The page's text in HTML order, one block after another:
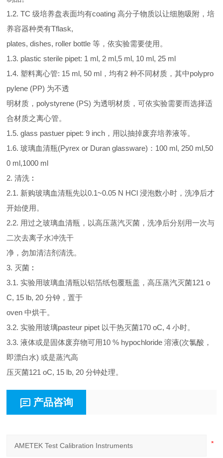
1.2. TC 级培养盘表面均有coating 高分子物质以让细胞吸附，培
养容器种类有Tflask,
plates, dishes, roller bottle 等，依实验需要使用。
1.3. plastic sterile pipet: 1 ml, 2 ml,5 ml, 10 ml, 25 ml
1.4. 塑料离心管: 15 ml, 50 ml，均有2 种不同材质，其中polypro
pylene (PP) 为不透
明材质，polystyrene (PS) 为透明材质，可依实验需要而选择适
合材质之离心管。
1.5. glass pastuer pipet: 9 inch，用以抽掉废弃培养液等。
1.6. 玻璃血清瓶(Pyrex or Duran glassware)：100 ml, 250 ml,50
0 ml,1000 ml
2. 清洗︰
2.1. 新购玻璃血清瓶先以0.1~0.05 N HCl 浸泡数小时，洗净后才
开始使用。
2.2. 用过之玻璃血清瓶，以高压蒸汽灭菌，洗净后分别用一次与
二次去离子水冲洗干
净，勿加清洁剂清洗。
3. 灭菌︰
3.1. 实验用玻璃血清瓶以铝箔纸包覆瓶盖，高压蒸汽灭菌121 o
C, 15 lb, 20 分钟，置于
oven 中烘干。
3.2. 实验用玻璃pasteur pipet 以干热灭菌170 oC, 4 小时。
3.3. 液体或是固体废弃物可用10 % hypochloride 溶液(次氯酸，
即漂白水) 或是蒸汽高
压灭菌121 oC, 15 lb, 20 分钟处理。
产品咨询